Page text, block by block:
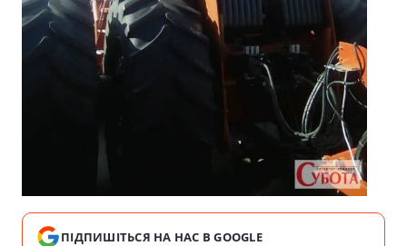
ПІДПИШІТЬСЯ НА НАС В GOOGLE